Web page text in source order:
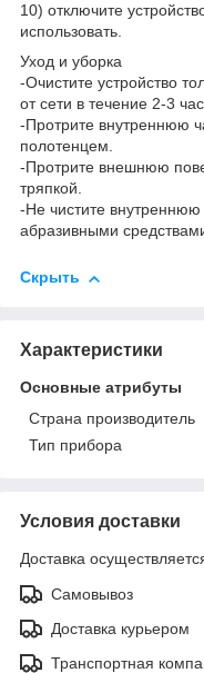
10) отключите
использовать.
Уход и уборка
-Очистите устройство
от сети в течение 2-3
-Протрите внутреннюю
полотенцем.
-Протрите внешнюю
тряпкой.
-Не чистите
абразивными
Скрыть
Характеристики
Основные атрибуты
Страна производитель
Тип прибора
Условия доставки
Доставка
Самовывоз
Доставка курьером
Транспортная